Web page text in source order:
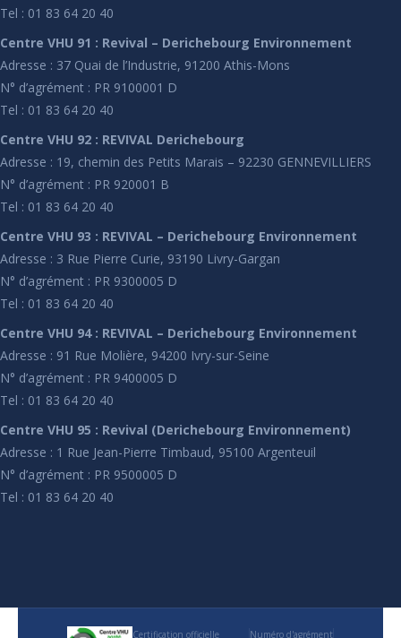
Tel : 01 83 64 20 40
Centre VHU 91 : Revival – Derichebourg Environnement
Adresse : 37 Quai de l’Industrie, 91200 Athis-Mons
N° d’agrément : PR 9100001 D
Tel : 01 83 64 20 40
Centre VHU 92 : REVIVAL Derichebourg
Adresse : 19, chemin des Petits Marais – 92230 GENNEVILLIERS
N° d’agrément : PR 920001 B
Tel : 01 83 64 20 40
Centre VHU 93 : REVIVAL – Derichebourg Environnement
Adresse : 3 Rue Pierre Curie, 93190 Livry-Gargan
N° d’agrément : PR 9300005 D
Tel : 01 83 64 20 40
Centre VHU 94 : REVIVAL – Derichebourg Environnement
Adresse : 91 Rue Molière, 94200 Ivry-sur-Seine
N° d’agrément : PR 9400005 D
Tel : 01 83 64 20 40
Centre VHU 95 : Revival (Derichebourg Environnement)
Adresse : 1 Rue Jean-Pierre Timbaud, 95100 Argenteuil
N° d’agrément : PR 9500005 D
Tel : 01 83 64 20 40
Certification officielle Numéro d'agrément